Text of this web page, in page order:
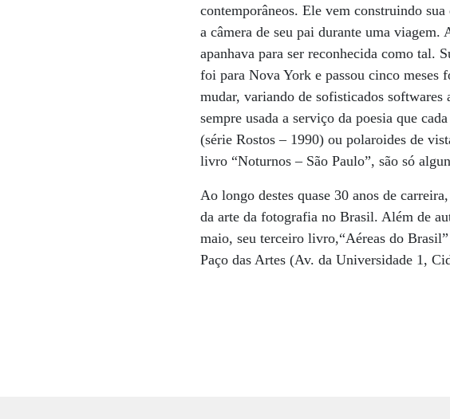
contemporâneos. Ele vem construindo
a câmera de seu pai durante uma viagem.
apanhava para ser reconhecida como tal.
foi para Nova York e passou cinco meses
mudar, variando de sofisticados softwares
sempre usada a serviço da poesia que
(série Rostos – 1990) ou polaroides de
livro “Noturnos – São Paulo”, são só
Ao longo destes quase 30 anos de
da arte da fotografia no Brasil. Além de
maio, seu terceiro livro,“Aéreas do
Paço das Artes (Av. da Universidade 1,